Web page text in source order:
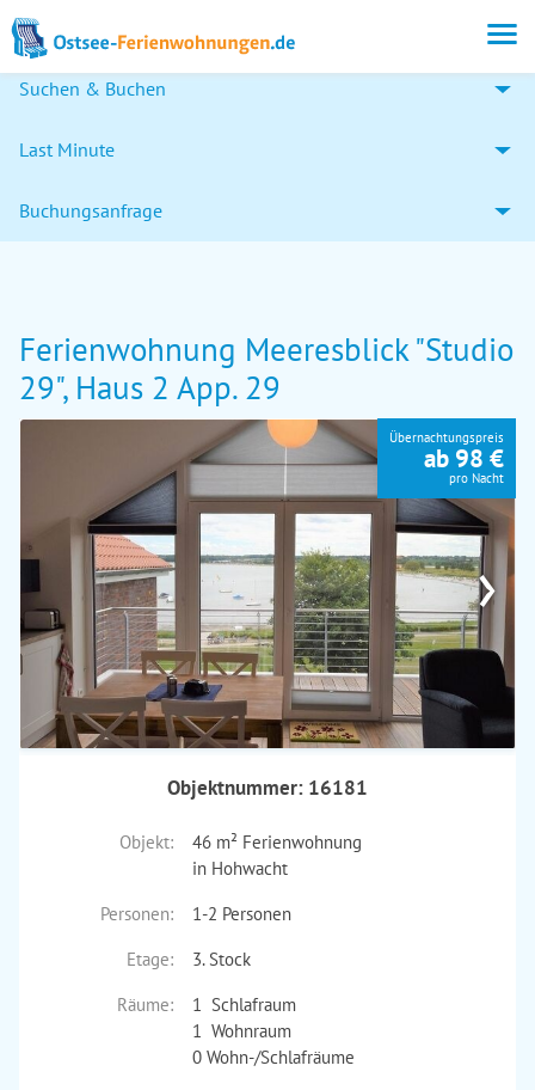
Suchen & Buchen
Last Minute
Buchungsanfrage
Ferienwohnung Meeresblick "Studio
29", Haus 2 App. 29
›
Übernachtungspreis
ab 98 €
pro Nacht
Objektnummer: 16181
Objekt:
46 m² Ferienwohnung
in Hohwacht
Personen:
1-2 Personen
Etage:
3. Stock
Räume:
1 Schlafraum
1 Wohnraum
0 Wohn-/Schlafräume